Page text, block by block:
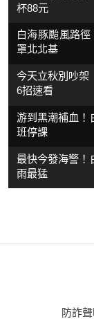
杯88元
白海豚颱風路
罩北北基
今天立秋別吵
6招速看
游到黑潮補血
班停課
最快今發海警
雨最猛
防詐